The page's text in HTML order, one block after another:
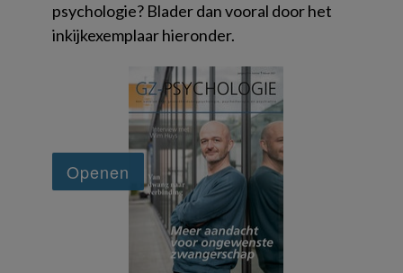
psychologie? Blader dan vooral door het
inkijkexemplaar hieronder.